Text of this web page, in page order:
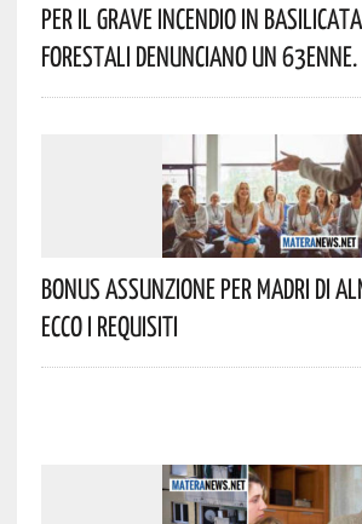
Per Il Grave Incendio In
Forestali Denunciano Un
Bonus Assunzione Per Madri Di
Ecco I Requisiti